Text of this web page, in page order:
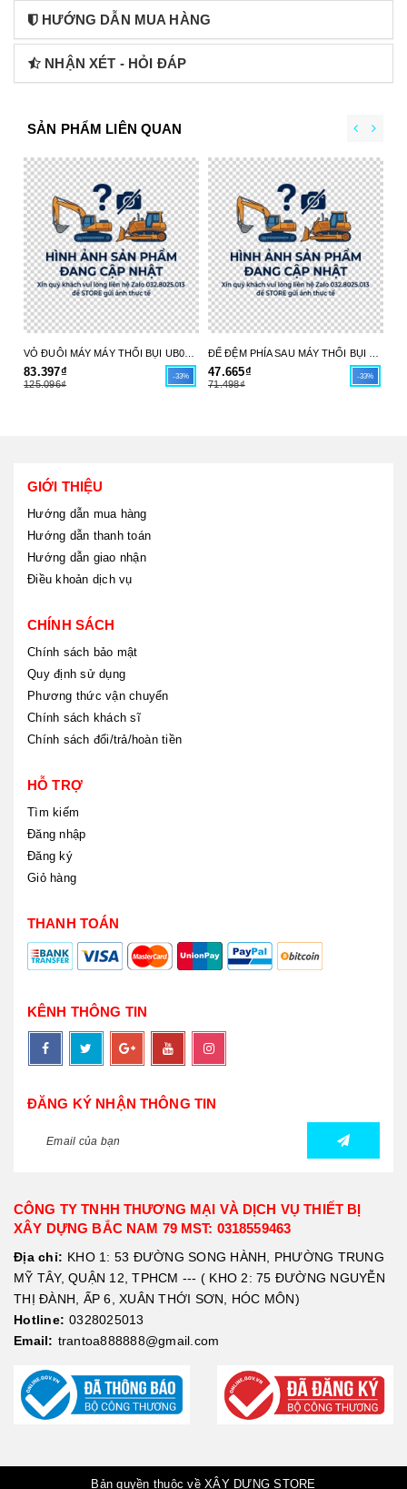
HƯỚNG DẪN MUA HÀNG
NHẬN XÉT - HỎI ĐÁP
SẢN PHẨM LIÊN QUAN
VỎ ĐUÔI MÁY MÁY THỔI BỤI UB004C 413X98-6 MAKITA - HÀNG CHÍNH HÃNG
83.397₫
125.096₫
-33%
ĐẾ ĐỆM PHÍA SAU MÁY THỔI BỤI UB004C 413X97-8 MAKITA - HÀNG CHÍNH HÃNG
47.665₫
71.498₫
-33%
GIỚI THIỆU
Hướng dẫn mua hàng
Hướng dẫn thanh toán
Hướng dẫn giao nhận
Điều khoản dịch vụ
CHÍNH SÁCH
Chính sách bảo mật
Quy định sử dụng
Phương thức vận chuyển
Chính sách khách sĩ
Chính sách đổi/trả/hoàn tiền
HỖ TRỢ
Tìm kiếm
Đăng nhập
Đăng ký
Giỏ hàng
THANH TOÁN
KÊNH THÔNG TIN
ĐĂNG KÝ NHẬN THÔNG TIN
CÔNG TY TNHH THƯƠNG MẠI VÀ DỊCH VỤ THIẾT BỊ
XÂY DỰNG BẮC NAM 79 MST: 0318559463
Địa chỉ: KHO 1: 53 ĐƯỜNG SONG HÀNH, PHƯỜNG TRUNG
MỸ TÂY, QUẬN 12, TPHCM --- ( KHO 2: 75 ĐƯỜNG NGUYỄN
THỊ ĐÀNH, ẤP 6, XUÂN THỚI SƠN, HÓC MÔN)
Hotline: 0328025013
Email: trantoa888888@gmail.com
Bản quyền thuộc về XÂY DỰNG STORE